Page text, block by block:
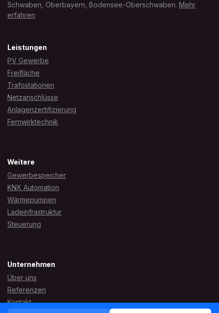
Schwaben, Oberbayern, Bodensee-Oberschwaben. Mehr
erfahren
Leistungen
PV Gewerbe
Freifläche
Trafostationen
Netzanschlüsse
Anlagenzertifizierung
Fernwirktechnik
Weitere
Gewerbespeicher
KNX Automation
Wärmepumpen
Ladeinfrastruktur
Steuerung
Unternehmen
Über uns
Referenzen
Kontakt